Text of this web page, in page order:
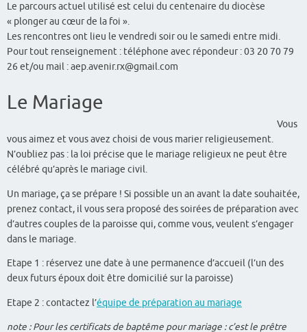
Le parcours actuel utilisé est celui du centenaire du diocèse
« plonger au cœur de la foi ».
Les rencontres ont lieu le vendredi soir ou le samedi entre midi.
Pour tout renseignement : téléphone avec répondeur :03 20 70 79
26 et/ou mail : aep.avenir.rx@gmail.com
Le Mariage
Vous
vous aimez et vous avez choisi de vous marier religieusement.
N’oubliez pas : la loi précise que le mariage religieux ne peut être
célébré qu’après le mariage civil.
Un mariage, ça se prépare ! Si possible un an avant la date souhaitée,
prenez contact, il vous sera proposé des soirées de préparation avec
d’autres couples de la paroisse qui, comme vous, veulent s’engager
dans le mariage.
Etape 1 : réservez une date à une permanence d’accueil (l’un des
deux futurs époux doit être domicilié sur la paroisse)
Etape 2 : contactez l’équipe de préparation au mariage
note : Pour les certificats de baptême pour mariage : c’est le prêtre